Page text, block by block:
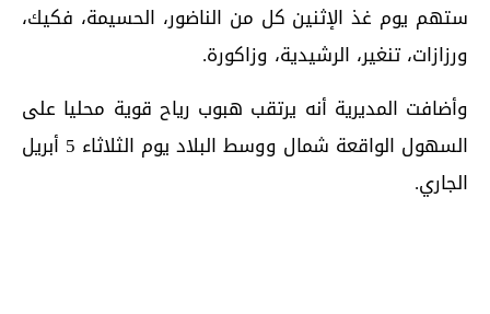
ستهم يوم غذ الإثنين كل من الناضور، الحسيمة، فكيك،
ورزازات، تنغير، الرشيدية، وزاكورة.
وأضافت المديرية أنه يرتقب هبوب رياح قوية محليا على
السهول الواقعة شمال ووسط البلاد يوم الثلاثاء 5 أبريل
الجاري.